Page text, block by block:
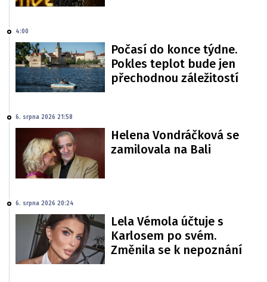
4:00
Počasí do konce týdne.
Pokles teplot bude jen
přechodnou záležitostí
6. srpna 2026 21:58
Helena Vondráčková se
zamilovala na Bali
6. srpna 2026 20:24
Lela Vémola účtuje s
Karlosem po svém.
Změnila se k nepoznání